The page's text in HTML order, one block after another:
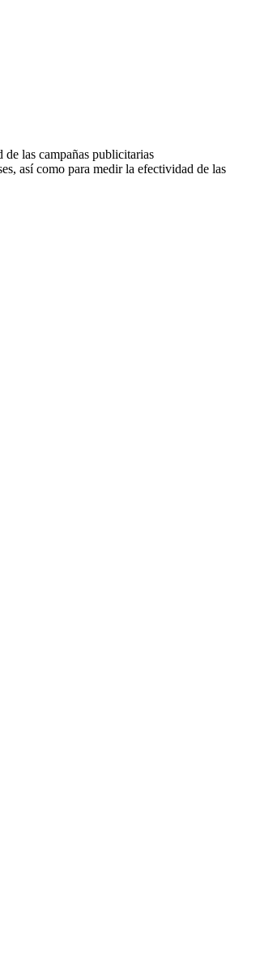
de las campañas publicitarias
así como para medir la efectividad de las